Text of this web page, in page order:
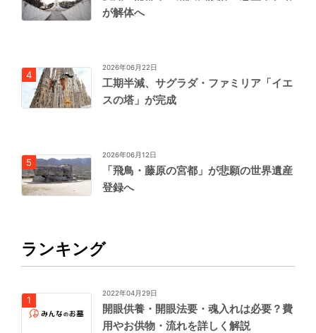
が解体へ
2026年06月22日
工期半減、サグラダ・ファミリア「イエ
スの塔」が完成
2026年06月12日
「飛鳥・藤原の宮都」が悲願の世界遺産
登録へ
ランキング
2022年04月29日
開眼供養・開眼法要・魂入れは必要？費
用やお供物・流れを詳しく解説